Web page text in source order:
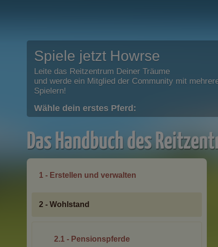
Spiele jetzt Howrse
Leite das Reitzentrum Deiner Träume
und werde ein Mitglied der Community mit
Spielern!
Wähle dein erstes Pferd:
Das Handbuch des
1 - Erstellen und verwalten
2 - Wohlstand
2.1 - Pensionspferde